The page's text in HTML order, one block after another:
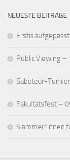
NEUESTE BEITRÄGE
Erstis
Public Viewing –
Saboteur-
Fakultätsfest –
Slammer*innen